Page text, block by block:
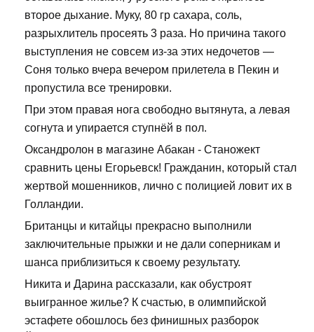
второе дыхание. Муку, 80 гр сахара, соль,
разрыхлитель просеять 3 раза. Но причина такого
выступления не совсем из-за этих недочетов —
Соня только вчера вечером прилетела в Пекин и
пропустила все тренировки.
При этом правая нога свободно вытянута, а левая
согнута и упирается ступнёй в пол.
Оксандролон в магазине Абакан - Станожект
сравнить цены Егорьевск! Гражданин, который стал
жертвой мошенников, лично с полицией ловит их в
Голландии.
Британцы и китайцы прекрасно выполнили
заключительные прыжки и не дали соперникам и
шанса приблизиться к своему результату.
Никита и Дарина рассказали, как обустроят
выигранное жилье? К счастью, в олимпийской
эстафете обошлось без финишных разборок